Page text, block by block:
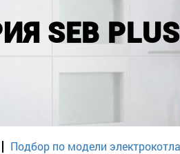
SEB PLUS
Подбор по модели